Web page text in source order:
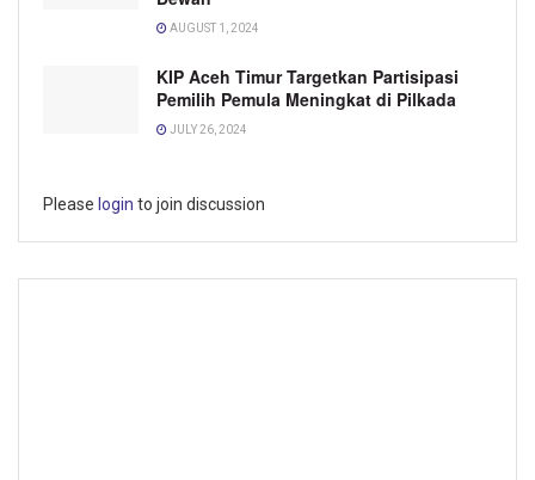
AUGUST 1, 2024
KIP Aceh Timur Targetkan Partisipasi
Pemilih Pemula Meningkat di Pilkada
JULY 26, 2024
Please login to join discussion